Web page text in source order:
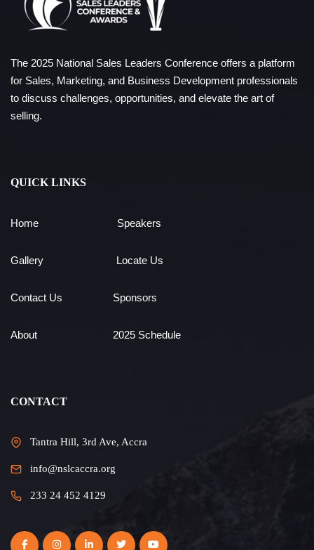
The 2025 National Sales Leaders Conference offers a platform
for Sales, Marketing, and Business Development professionals
to discuss challenges, opportunities, and elevate the art of
selling.
QUICK LINKS
Home Speakers
Gallery Locate Us
Contact Us Sponsors
About 2025 Schedule
CONTACT
Tantra Hill, 3rd Ave, Accra
info@nslcaccra.org
233 24 452 4129